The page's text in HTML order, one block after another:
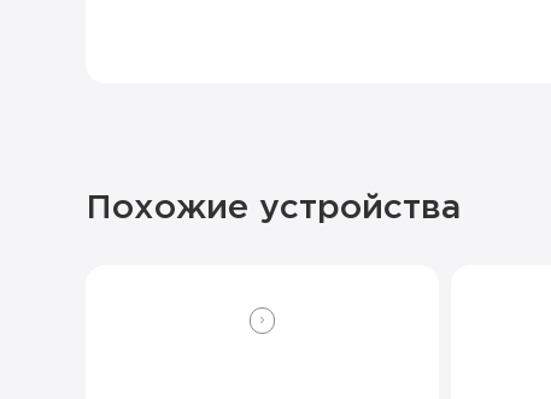
Похожие устройства